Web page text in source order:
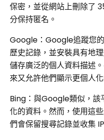
保密，並從網站上刪除了
分保持匿名。
Google：Google追蹤您
歷史記錄，並安裝具有地
儲存廣泛的個人資料描述
來又允許他們顯示更個人
Bing：與Google類似，該
化的資料。然而，使用這
們會保留搜尋記錄並收集